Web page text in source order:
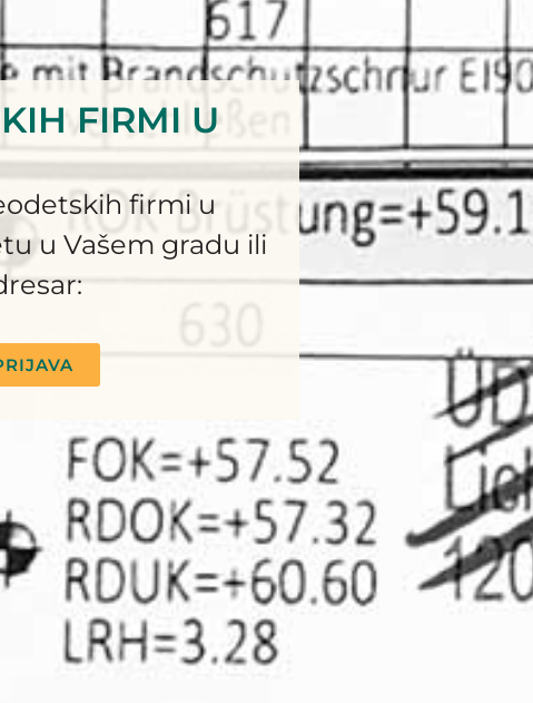
FIRMI U
firmi u
u Vašem gradu ili